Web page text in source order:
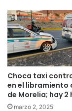
Choca taxi
en el libramiento
de Morelia; hay 2
marzo 2, 2025